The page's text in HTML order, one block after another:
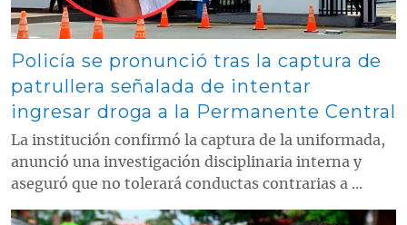
Policía se pronunció tras la captura de
patrullera señalada de intentar
ingresar droga a la Permanente Central
La institución confirmó la captura de la uniformada,
anunció una investigación disciplinaria interna y
aseguró que no tolerará conductas contrarias a ...
Contenido multimedia principal